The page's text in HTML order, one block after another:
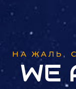
НА ЖАЛЬ,
WE